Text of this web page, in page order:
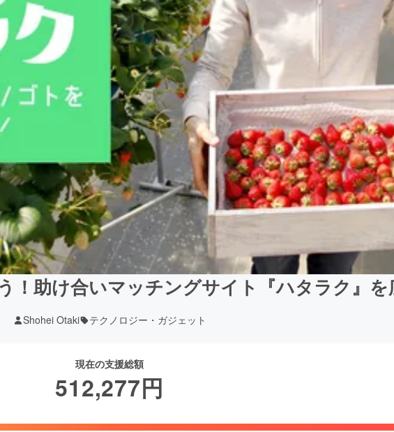
！助け合いマッチングサイト『ハタラク』を
Shohei Otaki テクノロジー・ガジェット
現在の支援総額
512,277円